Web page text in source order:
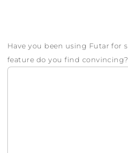
Have you been using Futar for
feature do you find convincing?